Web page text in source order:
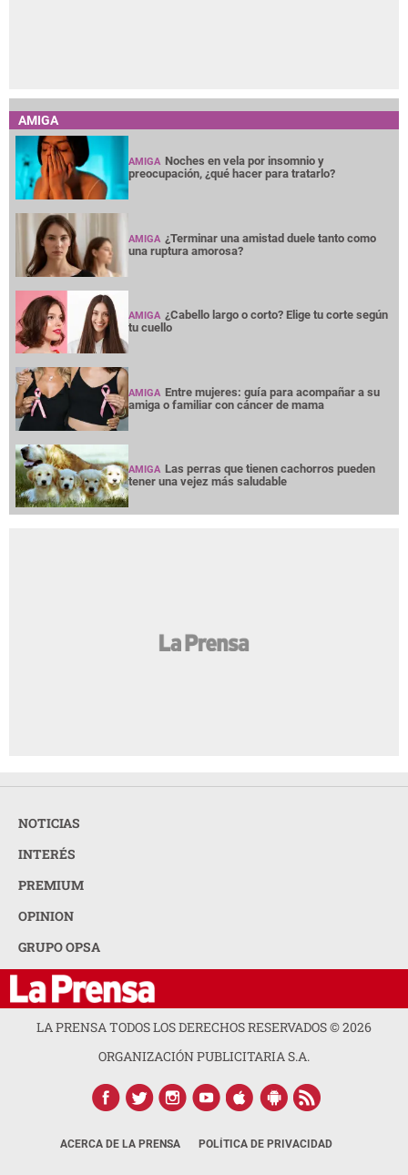
AMIGA
AMIGA Noches en vela por insomnio y
preocupación, ¿qué hacer para tratarlo?
AMIGA ¿Terminar una amistad duele tanto como
una ruptura amorosa?
AMIGA ¿Cabello largo o corto? Elige tu corte según
tu cuello
AMIGA Entre mujeres: guía para acompañar a su
amiga o familiar con cáncer de mama
AMIGA Las perras que tienen cachorros pueden
tener una vejez más saludable
NOTICIAS
INTERÉS
PREMIUM
OPINION
GRUPO OPSA
LA PRENSA TODOS LOS DERECHOS RESERVADOS ©2026
ORGANIZACIÓN PUBLICITARIA S.A.
ACERCA DE LA PRENSA POLÍTICA DE PRIVACIDAD